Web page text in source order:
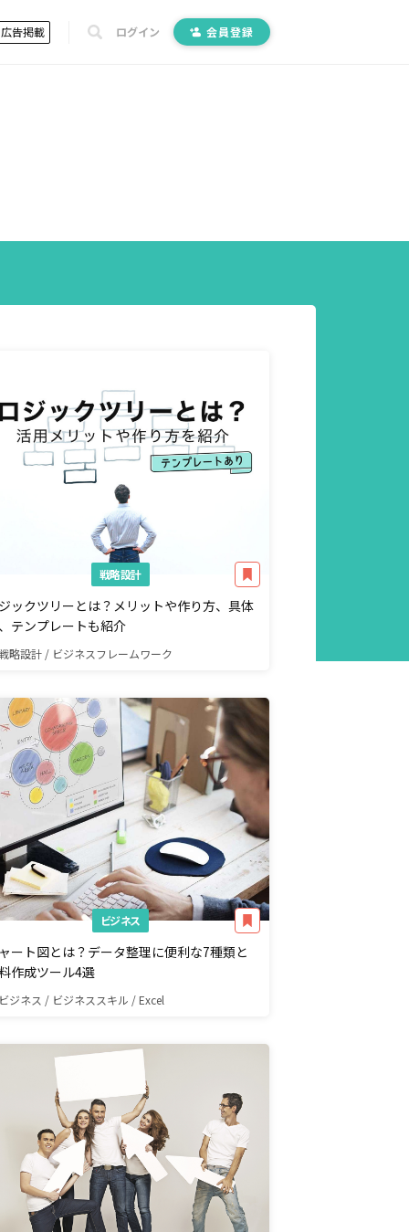
広告掲載 ログイン 会員登録
戦略設計
ックツリーとは？メリットや作り方、具体
テンプレートも紹介
略設計 / ビジネスフレームワーク
ビジネス
ート図とは？データ整理に便利な7種類と
作成ツール4選
ビジネス / ビジネススキル / Excel